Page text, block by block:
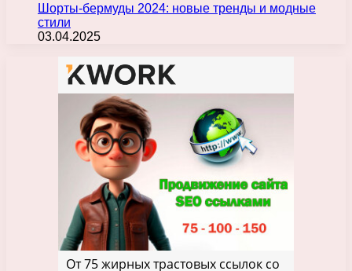
Шорты-бермуды 2024: новые тренды и модные
стили
03.04.2025